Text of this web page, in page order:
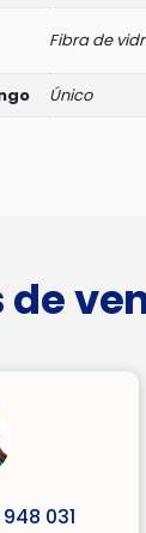
Fibra de
Único
031